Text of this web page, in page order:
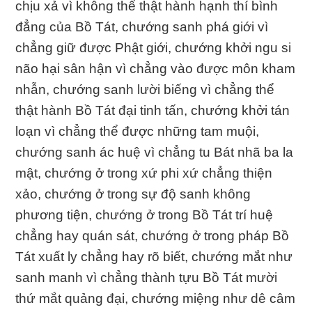
chịu xả vì không thể thật hành hạnh thí bình
đẳng của Bồ Tát, chướng sanh phá giới vì
chẳng giữ được Phật giới, chướng khởi ngu si
não hại sân hận vì chẳng vào được môn kham
nhẫn, chướng sanh lười biếng vì chẳng thể
thật hành Bồ Tát đại tinh tấn, chướng khởi tán
loạn vì chẳng thể được những tam muội,
chướng sanh ác huệ vì chẳng tu Bát nhã ba la
mật, chướng ở trong xứ phi xứ chẳng thiện
xảo, chướng ở trong sự độ sanh không
phương tiện, chướng ở trong Bồ Tát trí huệ
chẳng hay quán sát, chướng ở trong pháp Bồ
Tát xuất ly chẳng hay rõ biết, chướng mắt như
sanh manh vì chẳng thành tựu Bồ Tát mười
thứ mắt quảng đại, chướng miệng như dê câm